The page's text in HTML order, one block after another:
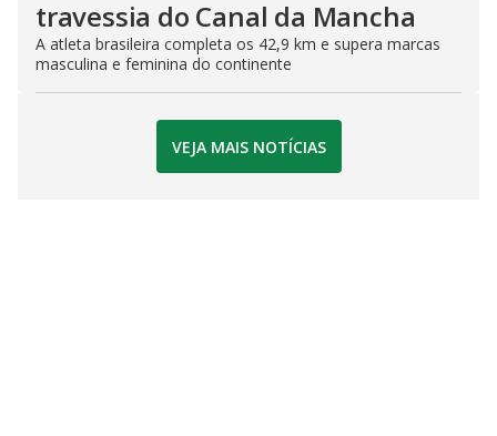
travessia do Canal da Mancha
A atleta brasileira completa os 42,9 km e supera marcas
masculina e feminina do continente
VEJA MAIS NOTÍCIAS